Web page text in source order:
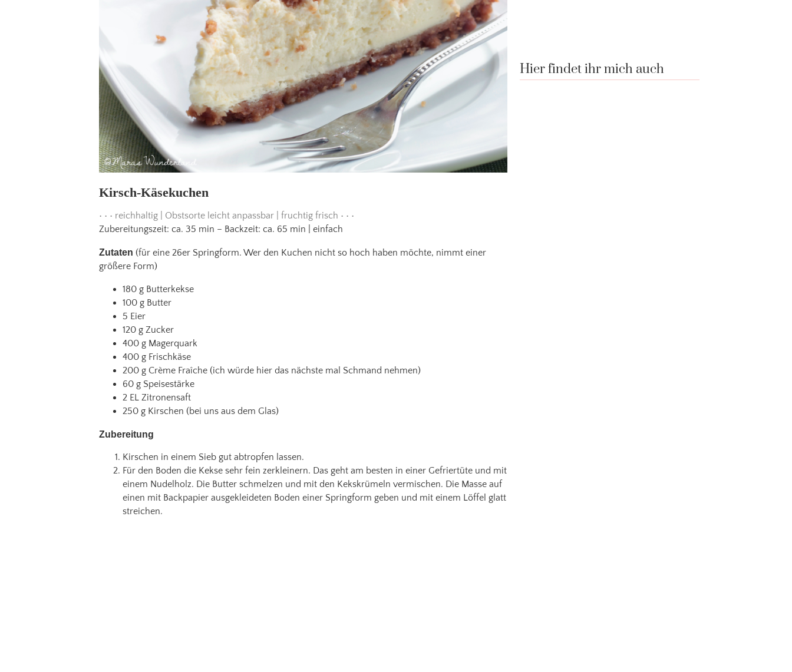
Kirsch-Käsekuchen
• • • reichhaltig | Obstsorte leicht anpassbar | fruchtig frisch • • •
Zubereitungszeit: ca. 35 min – Backzeit: ca. 65 min | einfach
Zutaten (für eine 26er Springform. Wer den Kuchen nicht so hoch haben möchte, nimmt einer
größere Form)
180 g Butterkekse
100 g Butter
5 Eier
120 g Zucker
400 g Magerquark
400 g Frischkäse
200 g Crème Fraîche (ich würde hier das nächste mal Schmand nehmen)
60 g Speisestärke
2 EL Zitronensaft
250 g Kirschen (bei uns aus dem Glas)
Zubereitung
Kirschen in einem Sieb gut abtropfen lassen.
Für den Boden die Kekse sehr fein zerkleinern. Das geht am besten in einer Gefriertüte und mit
einem Nudelholz. Die Butter schmelzen und mit den Kekskrümeln vermischen. Die Masse auf
einen mit Backpapier ausgekleideten Boden einer Springform geben und mit einem Löffel glatt
streichen.
Hier findet ihr mich auch